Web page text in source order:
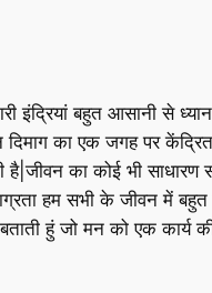
बहुत आसानी से
का एक जगह पर
का कोई भी साधारण
हम सभी के जीवन में
हुं जो मन को एक कार्य